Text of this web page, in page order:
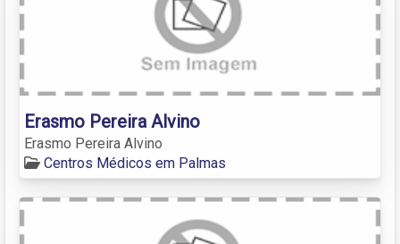
Erasmo Pereira Alvino
Erasmo Pereira Alvino
Centros Médicos em Palmas